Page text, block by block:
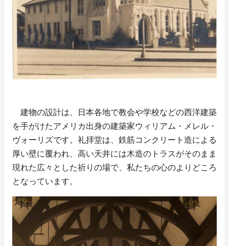
建物の設計は、日本各地で教会や学校などの西洋建築
を手がけたアメリカ出身の建築家ウィリアム・メレル・
ヴォーリズです。礼拝堂は、鉄筋コンクリート造による
厚い壁に覆われ、高い天井には木造のトラスがそのまま
現れた広々とした祈りの場で、私たちの心のよりどころ
となっています。